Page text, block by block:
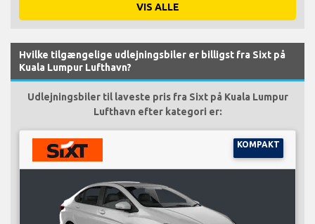
VIS ALLE
Hvilke tilgængelige udlejningsbiler er billigst fra Sixt på
Kuala Lumpur Lufthavn?
Udlejningsbiler til laveste pris fra Sixt på Kuala Lumpur
Lufthavn efter kategori er:
KOMPAKT